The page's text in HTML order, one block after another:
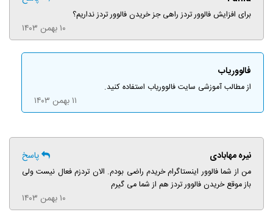
برای افزایش فالوور تردز راهی جز خریدن فالوور تردز نداریم؟
۱۰ بهمن ۱۴۰۳
فالووریاب
از مطالب آموزشی سایت فالووریاب استفاده کنید.
۱۱ بهمن ۱۴۰۳
نیره مهابادی پاسخ
من از شما فالوور اینستاگرام خریدم راضی بودم. الان تردزم فعال نیست ولی
باز موقع خریدن فالوور تردز هم از شما می گیرم
۱۰ بهمن ۱۴۰۳